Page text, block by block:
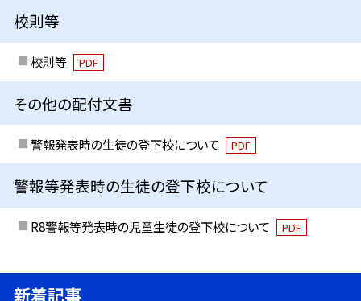
校則等
校則等 PDF
その他の配付文書
警報発表時の生徒の登下校について PDF
警報等発表時の生徒の登下校について
R8警報等発表時の児童生徒の登下校について PDF
新着記事